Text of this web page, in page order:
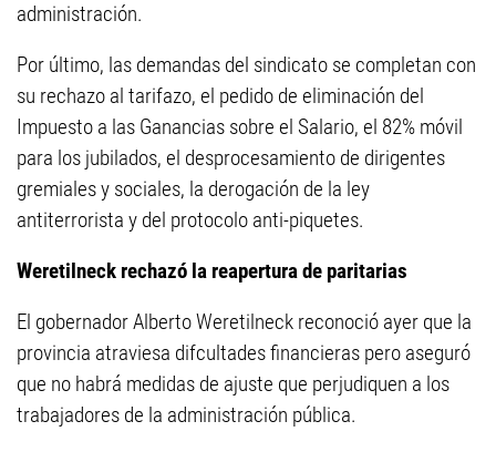
administración.
Por último, las demandas del sindicato se completan con
su rechazo al tarifazo, el pedido de eliminación del
Impuesto a las Ganancias sobre el Salario, el 82% móvil
para los jubilados, el desprocesamiento de dirigentes
gremiales y sociales, la derogación de la ley
antiterrorista y del protocolo anti-piquetes.
Weretilneck rechazó la reapertura de paritarias
El gobernador Alberto Weretilneck reconoció ayer que la
provincia atraviesa difcultades financieras pero aseguró
que no habrá medidas de ajuste que perjudiquen a los
trabajadores de la administración pública.